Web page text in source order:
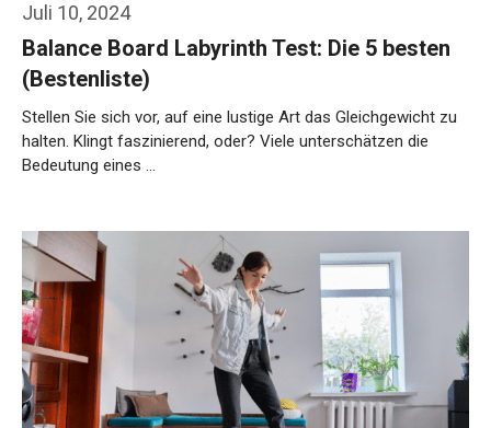
Juli 10, 2024
Balance Board Labyrinth Test: Die 5 besten
(Bestenliste)
Stellen Sie sich vor, auf eine lustige Art das Gleichgewicht zu
halten. Klingt faszinierend, oder? Viele unterschätzen die
Bedeutung eines …